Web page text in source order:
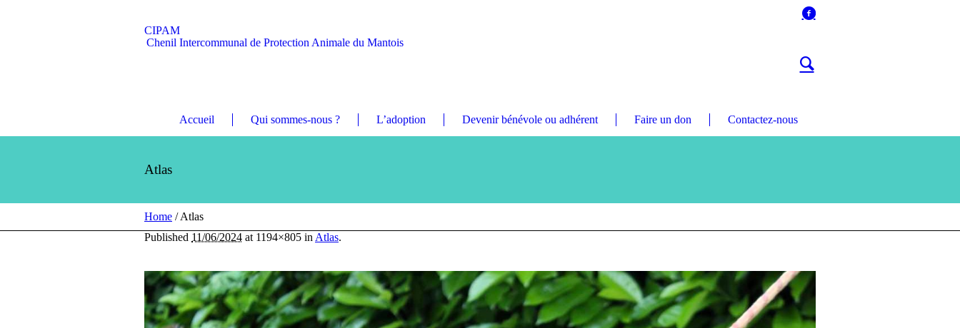
CIPAM
Chenil Intercommunal de Protection Animale du Mantois
Accueil Qui sommes-nous ? L’adoption Devenir bénévole ou adhérent Faire un don Contactez-nous
Atlas
Home /Atlas
Published 11/06/2024 at 1194×805 in Atlas.